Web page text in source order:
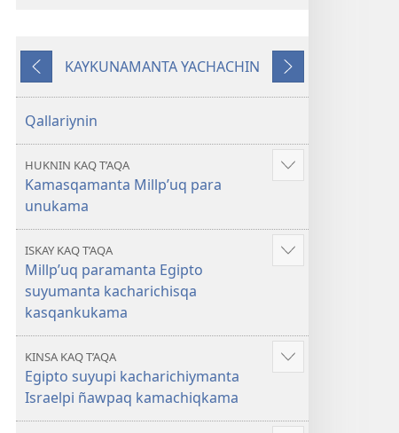
willakuqBibliamanta
Kutiy
KAYKUNAMANTA YACHACHIN
Qatimuq
Qallariynin
HUKNIN KAQ T’AQA
Kamasqamanta Millp’uq para
unukama
Mostrar
ISKAY KAQ T’AQA
Millp’uq paramanta Egipto
suyumanta kacharichisqa
kasqankukama
Mostrar
KINSA KAQ T’AQA
Egipto suyupi kacharichiymanta
Israelpi ñawpaq kamachiqkama
Mostrar